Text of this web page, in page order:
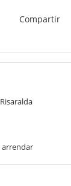
Compartir
Risaralda
arrendar